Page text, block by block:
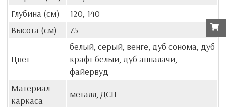
Глубина (см)
120, 140
Высота (см)
75
Цвет
белый, серый, венге, дуб сонома, дуб
крафт белый, дуб аппалачи,
файервуд
Материал
каркаса
металл, ДСП